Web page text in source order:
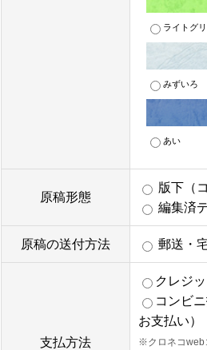
ライトグ
みずいろ
あい
原稿形態
版下（
編集済
原稿の送付方法 郵送・
支払方法
クレジ
コンビ
お支払い）
※クロネコweb